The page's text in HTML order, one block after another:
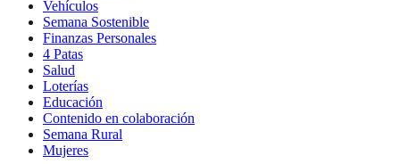
Vehículos
Semana Sostenible
Finanzas Personales
4 Patas
Salud
Loterías
Educación
Contenido en colaboración
Semana Rural
Mujeres